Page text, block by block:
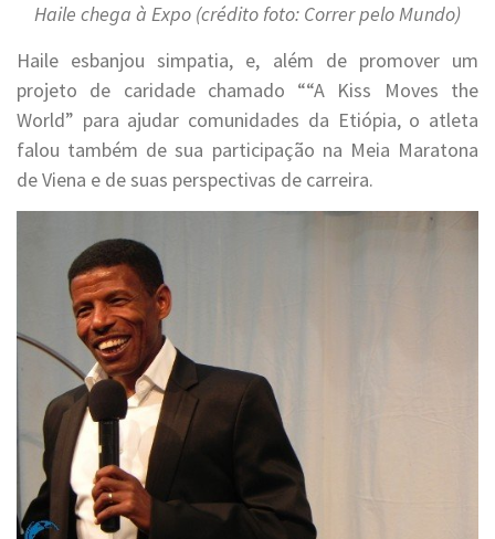
Haile chega à Expo (crédito foto: Correr pelo Mundo)
Haile esbanjou simpatia, e, além de promover um
projeto de caridade chamado ““A Kiss Moves the
World” para ajudar comunidades da Etiópia, o atleta
falou também de sua participação na Meia Maratona
de Viena e de suas perspectivas de carreira.